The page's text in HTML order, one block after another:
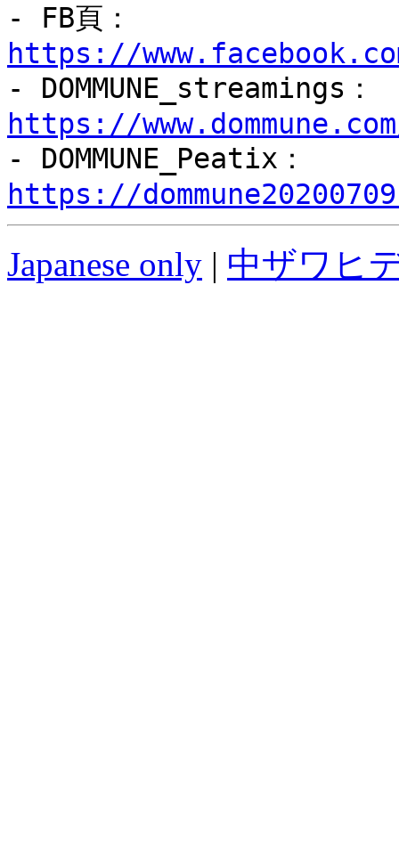
- FB頁：
https://
- DOMMUNE_streamings：
https://
- DOMMUNE_Peatix：
https://
Japanese only | 中ザワヒ